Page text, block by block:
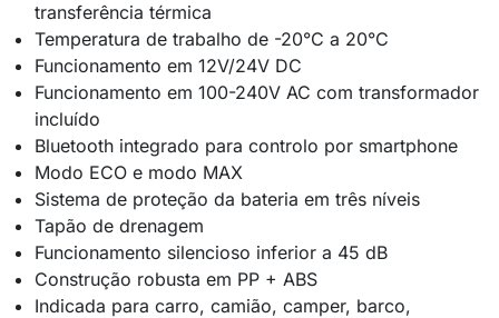
transferência térmica
Temperatura de trabalho de -20°C a 20°C
Funcionamento em 12V/24V DC
Funcionamento em 100-240V AC com transformador
incluído
Bluetooth integrado para controlo por smartphone
Modo ECO e modo MAX
Sistema de proteção da bateria em três níveis
Tapão de drenagem
Funcionamento silencioso inferior a 45 dB
Construção robusta em PP + ABS
Indicada para carro, camião, camper, barco,